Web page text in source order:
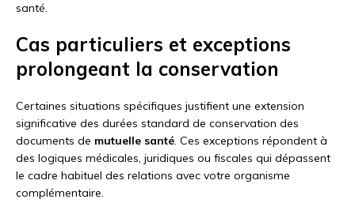
santé.
Cas particuliers et exceptions
prolongeant la conservation
Certaines situations spécifiques justifient une extension
significative des durées standard de conservation des
documents de mutuelle santé. Ces exceptions répondent à
des logiques médicales, juridiques ou fiscales qui dépassent
le cadre habituel des relations avec votre organisme
complémentaire.